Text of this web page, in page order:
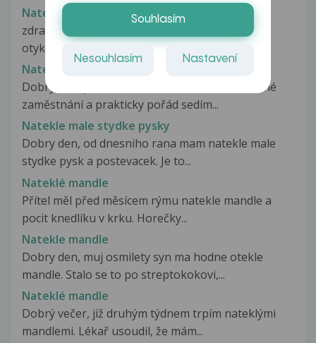
Natekle lytka a paleni
zdravym pane doktore. dva mesice mne palej a
otykaj mi lytka u obou nohou,ale...
Nateklé lýtko bez bolesti
Dobrý den, poslední měsíc mám časově náročné
zaměstnání a prakticky pořád sedím...
Natekle male stydke pysky
Dobry den, od dnesniho rana mam natekle male
stydke pysk a postevacek. Je to...
Nateklé mandle
Přítel měl před měsícem rýmu natekle mandle a
pocit knedlíku v krku. Horečky...
Natekle mandle
Dobry den, muj osmilety syn ma hodne otekle
mandle. Stalo se to po streptokokovi,...
Nateklé mandle
Dobrý večer, již druhým týdnem trpím nateklými
mandlemi. Lékař usoudil, že mám...
Souhlasím
Nesouhlasím Nastavení